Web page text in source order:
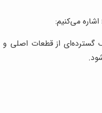
از قطعات اصلی و